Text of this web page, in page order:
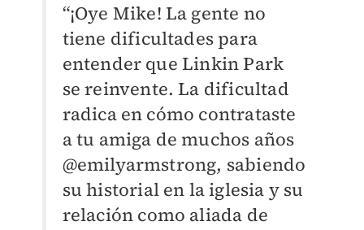
“¡Oye Mike! La gente no
tiene dificultades para
entender que Linkin Park
se reinvente. La dificultad
radica en cómo contrataste
a tu amiga de muchos años
@emilyarmstrong, sabiendo
su historial en la iglesia y su
relación como aliada de